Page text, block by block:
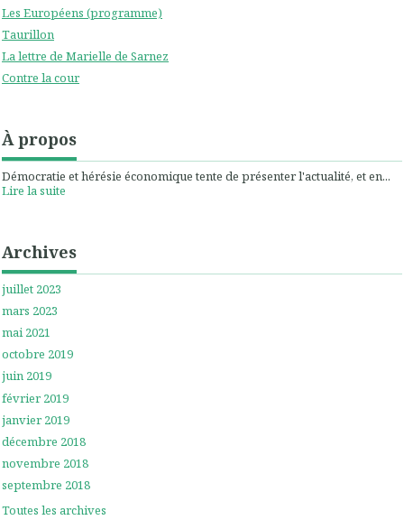
Les Européens (programme)
Taurillon
La lettre de Marielle de Sarnez
Contre la cour
À propos
Démocratie et hérésie économique tente de présenter l'actualité, et en...
Lire la suite
Archives
juillet 2023
mars 2023
mai 2021
octobre 2019
juin 2019
février 2019
janvier 2019
décembre 2018
novembre 2018
septembre 2018
Toutes les archives